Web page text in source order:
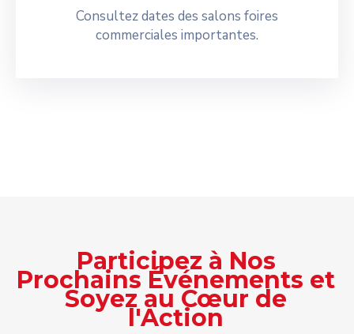
Consultez dates des salons foires
commerciales importantes.
Participez à Nos
Prochains Événements et
Soyez au Cœur de
l'Action